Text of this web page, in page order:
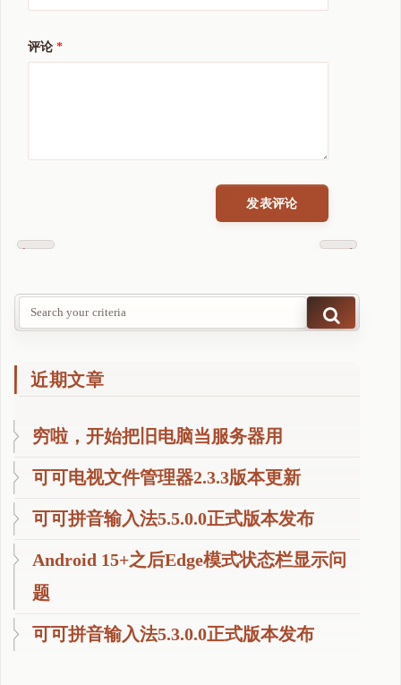
评论 *
Previous
Next
近期文章
穷啦，开始把旧电脑当服务器用
可可电视文件管理器2.3.3版本更新
可可拼音输入法5.5.0.0正式版本发布
Android 15+之后Edge模式状态栏显示问
题
可可拼音输入法5.3.0.0正式版本发布